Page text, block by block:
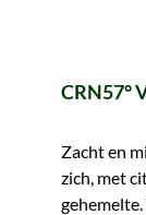
CRN57°
Zacht en
zich, met